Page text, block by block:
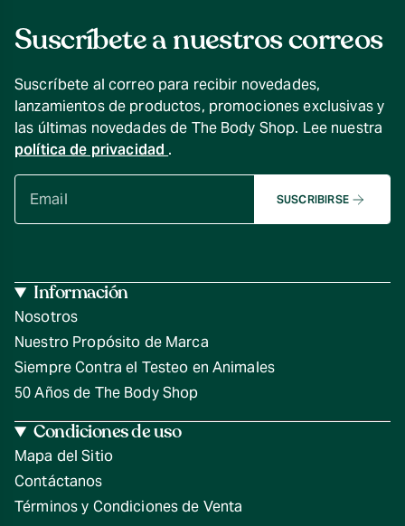
Suscríbete a nuestros correos
Suscríbete al correo para recibir novedades,
lanzamientos de productos, promociones exclusivas y
las últimas novedades de The Body Shop. Lee nuestra
política de privacidad .
SUSCRIBIRSE
Información
Nosotros
Nuestro Propósito de Marca
Siempre Contra el Testeo en Animales
50 Años de The Body Shop
Condiciones de uso
Mapa del Sitio
Contáctanos
Términos y Condiciones de Venta